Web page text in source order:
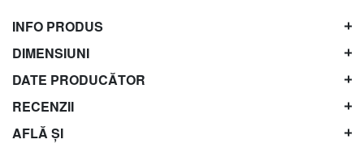
INFO PRODUS
DIMENSIUNI
DATE PRODUCĂTOR
RECENZII
AFLĂ ȘI